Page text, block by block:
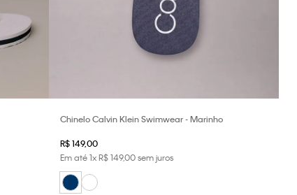
Chinelo Calvin Klein Swimwear - Marinho
R$ 149,00
Em até1xR$ 149,00sem juros